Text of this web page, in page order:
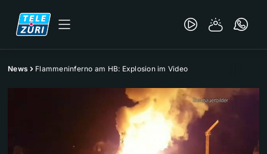
News Flammeninferno am HB: Explosion im Video